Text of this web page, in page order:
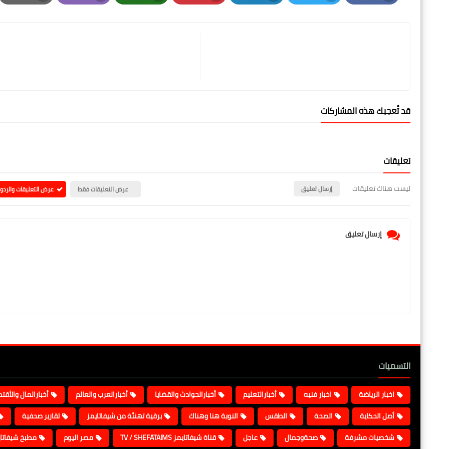
Facebook
Twitter
LinkedIn
Pinterest
Whatsapp
Email
Print
قد تُعجبك هذه المشاركات
تعليقات
ليست هناك تعليقات إرسال تعليق عرض التعليقات فقط عرض التعليقات
إرسال تعليق
التسميات
اخبار الرياضة اخبار فنيه أخبارالتعليم أخبارالحوادث والقضايا أخبارالعرب والعالم
أخبارالمال
أصل الحكاية
الصحة الطقس النوبة هنا وهناك برقية تهنئة من شيفاتايمز
تقارير صحفية
شخصيات مشرفة
صحةوجمال عاجل قناة شيفاتايمز TV / SHEFATAIMS مصر اليوم مطبخ